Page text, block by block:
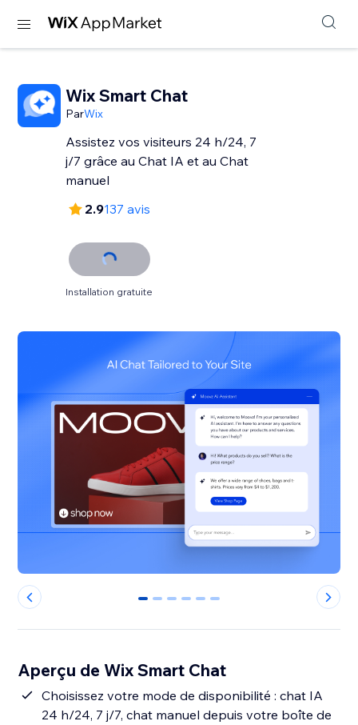
Wix Smart Chat
ParWix
Assistez vos visiteurs 24 h/24, 7
j/7 grâce au Chat IA et au Chat
manuel
2.9137 avis
Installation gratuite
0 1 2 3 4 5
Aperçu de Wix Smart Chat
Choisissez votre mode de disponibilité : chat IA
24 h/24, 7 j/7, chat manuel depuis votre boîte de